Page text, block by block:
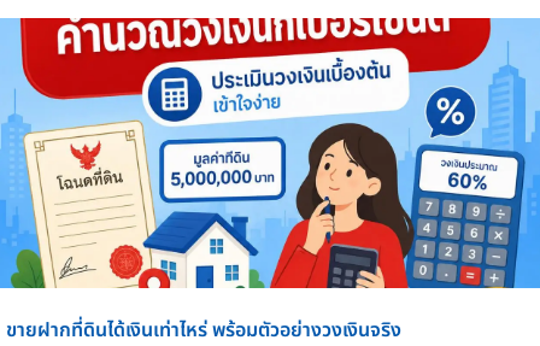
ขายฝากที่ดินได้เงินเท่าไหร่ พร้อมตัวอย่างวงเงินจริง